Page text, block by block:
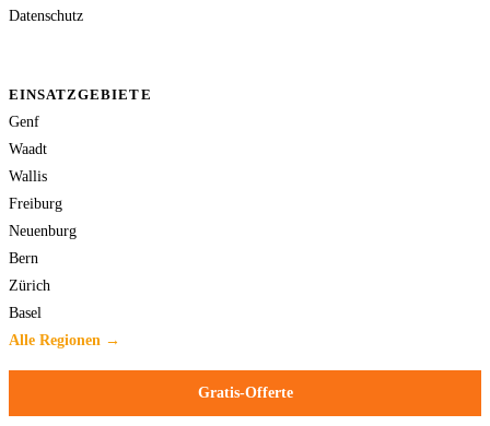
Datenschutz
EINSATZGEBIETE
Genf
Waadt
Wallis
Freiburg
Neuenburg
Bern
Zürich
Basel
Alle Regionen →
Gratis-Offerte